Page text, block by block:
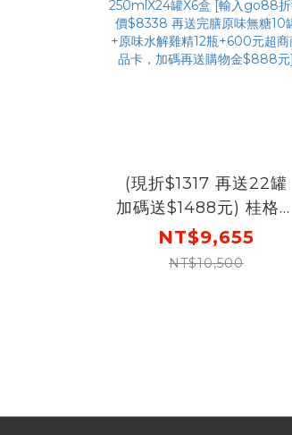
(現折$1317 再送22罐
加碼送$1488元) 桂格完
膳 原味無糖配方
250mlX24罐X6盒 [輸
NT$9,655
NT$10,500